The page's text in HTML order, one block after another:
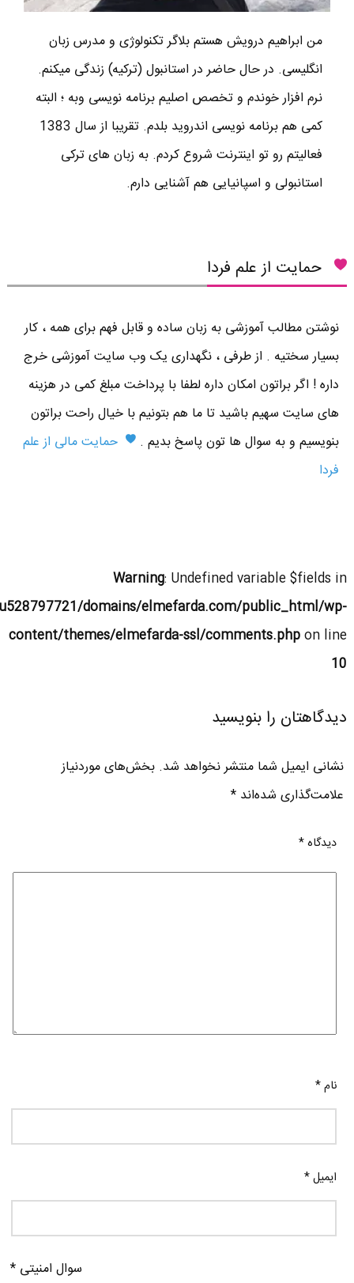
من ابراهیم درویش هستم بلاگر تکنولوژی و مدرس زبان
انگلیسی. در حال حاضر در استانبول (ترکیه) زندگی میکنم.
نرم افزار خوندم و تخصص اصلیم برنامه نویسی وبه ؛ البته
کمی هم برنامه نویسی اندروید بلدم. تقریبا از سال 1383
فعالیتم رو تو اینترنت شروع کردم. به زبان های ترکی
استانبولی و اسپانیایی هم آشنایی دارم.
حمایت از علم فردا
نوشتن مطالب آموزشی به زبان ساده و قابل فهم برای همه ، کار
بسیار سختیه . از طرفی ، نگهداری یک وب سایت آموزشی خرج
داره ! اگر براتون امکان داره لطفا با پرداخت مبلغ کمی در هزینه
های سایت سهیم باشید تا ما هم بتونیم با خیال راحت براتون
بنویسیم و به سوال ها تون پاسخ بدیم .
حمایت مالی از علم
فردا
Warning: Undefined variable $fields in
domains/elmefarda.com/public_html/wp-
content/themes/elmefarda-ssl/comments.phpon line
10
دیدگاهتان را بنویسید
نشانی ایمیل شما منتشر نخواهد شد. بخش‌های موردنیاز
علامت‌گذاری شده‌اند*
دیدگاه*
نام*
ایمیل*
سوال امنیتی *